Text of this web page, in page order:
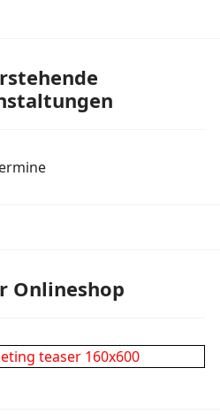
Onlineshop